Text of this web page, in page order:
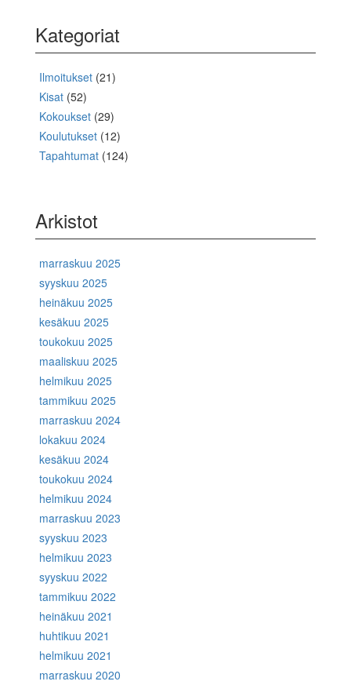
Kategoriat
Ilmoitukset (21)
Kisat (52)
Kokoukset (29)
Koulutukset (12)
Tapahtumat (124)
Arkistot
marraskuu 2025
syyskuu 2025
heinäkuu 2025
kesäkuu 2025
toukokuu 2025
maaliskuu 2025
helmikuu 2025
tammikuu 2025
marraskuu 2024
lokakuu 2024
kesäkuu 2024
toukokuu 2024
helmikuu 2024
marraskuu 2023
syyskuu 2023
helmikuu 2023
syyskuu 2022
tammikuu 2022
heinäkuu 2021
huhtikuu 2021
helmikuu 2021
marraskuu 2020